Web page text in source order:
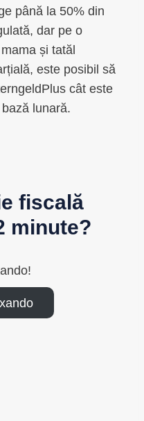
până la 50% din
dar pe o
și tatăl
este posibil să
cât este
lunară.
fiscală
minute?